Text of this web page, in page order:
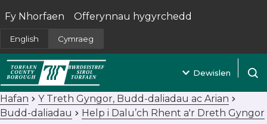
English Cymraeg
Fy Nhorfaen
(yn agor mewn tab newydd)
Offerynnau hygyrchedd
Dewislen
Hafan
Y Treth Gyngor, Budd-daliadau ac Arian
Budd-daliadau
Help i Dalu’ch Rhent a'r Dreth Gyngor